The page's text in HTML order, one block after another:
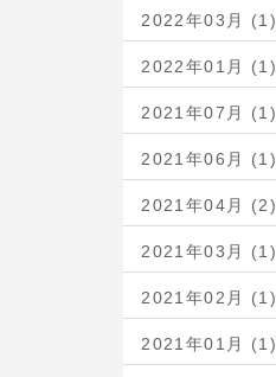
2022年03月 (1)
2022年01月 (1)
2021年07月 (1)
2021年06月 (1)
2021年04月 (2)
2021年03月 (1)
2021年02月 (1)
2021年01月 (1)